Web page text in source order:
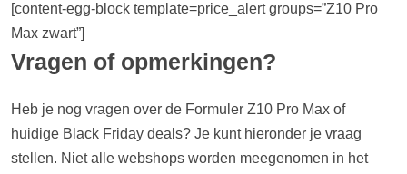
[content-egg-block template=price_alert groups=”Z10 Pro
Max zwart”]
Vragen of opmerkingen?
Heb je nog vragen over de Formuler Z10 Pro Max of
huidige Black Friday deals? Je kunt hieronder je vraag
stellen. Niet alle webshops worden meegenomen in het